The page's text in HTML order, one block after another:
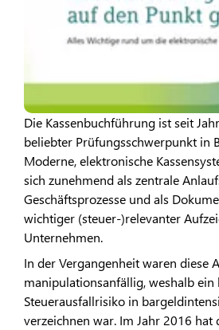
Die Kassenbuchführung ist seit
beliebter Prüfungsschwerpunkt in
Moderne, elektronische
sich zunehmend als zentrale
Geschäftsprozesse und als
wichtiger (steuer-)relevanter
Unternehmen.
In der Vergangenheit waren diese
manipulationsanfällig, weshalb ein
Steuerausfallrisiko in
verzeichnen war. Im Jahr 2016 hat